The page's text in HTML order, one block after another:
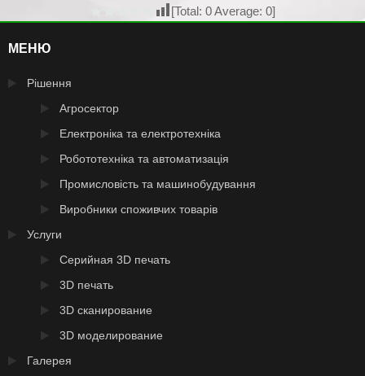
[Total: 0Average: 0]
МЕНЮ
Рішення
Агросектор
Електроніка та електротехніка
Робототехніка та автоматизація
Промисловість та машинобудування
Виробники споживчих товарів
Услуги
Серийная 3D печать
3D печать
3D сканирование
3D моделирование
Галерея